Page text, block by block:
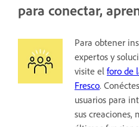
para conectar,
Para obtener
expertos y
visite el foro de
Fresco.
usuarios para
sus creaciones,